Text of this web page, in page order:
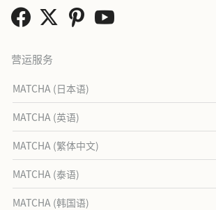
营运服务
MATCHA (日本语)
MATCHA (英语)
MATCHA (繁体中文)
MATCHA (泰语)
MATCHA (韩国语)